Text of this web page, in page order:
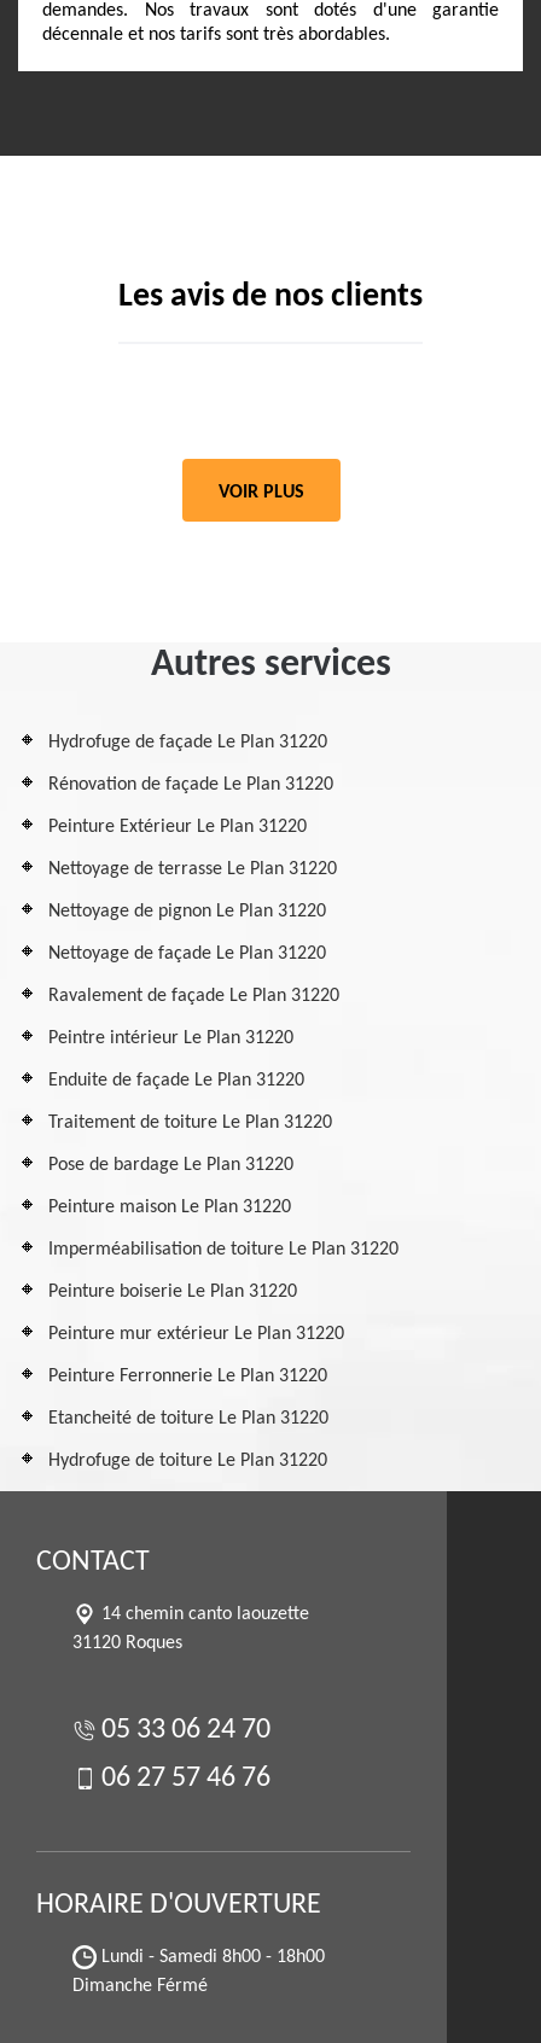
demandes. Nos travaux sont dotés d'une garantie
décennale et nos tarifs sont très abordables.
Les avis de nos clients
VOIR PLUS
Autres services
Hydrofuge de façade Le Plan 31220
Rénovation de façade Le Plan 31220
Peinture Extérieur Le Plan 31220
Nettoyage de terrasse Le Plan 31220
Nettoyage de pignon Le Plan 31220
Nettoyage de façade Le Plan 31220
Ravalement de façade Le Plan 31220
Peintre intérieur Le Plan 31220
Enduite de façade Le Plan 31220
Traitement de toiture Le Plan 31220
Pose de bardage Le Plan 31220
Peinture maison Le Plan 31220
Imperméabilisation de toiture Le Plan 31220
Peinture boiserie Le Plan 31220
Peinture mur extérieur Le Plan 31220
Peinture Ferronnerie Le Plan 31220
Etancheité de toiture Le Plan 31220
Hydrofuge de toiture Le Plan 31220
CONTACT
14 chemin canto laouzette
31120 Roques
05 33 06 24 70
06 27 57 46 76
HORAIRE D'OUVERTURE
Lundi - Samedi 8h00 - 18h00
Dimanche Férmé